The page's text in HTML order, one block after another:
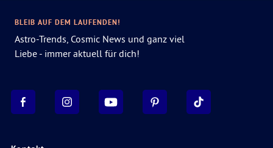
BLEIB AUF DEM LAUFENDEN!
Astro-Trends, Cosmic News und ganz viel
Liebe - immer aktuell für dich!